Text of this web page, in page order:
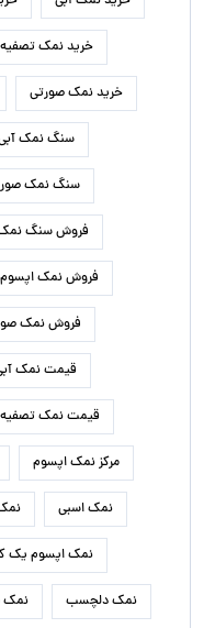
خرید نمک
خرید نمک صورتی
سنگ نمک
سنگ نمک
فروش سنگ
فروش نمک اپسوم
فروش نمک
قیمت نمک
قیمت نمک
مرکز نمک اپسوم
نمک اسبی
نمک اپسوم یک
نمک دلچسب نمک